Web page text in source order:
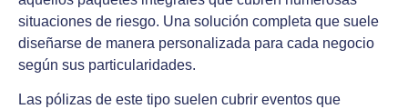
situaciones de riesgo. Una solución completa que suele
diseñarse de manera personalizada para cada negocio
según sus particularidades.
Las pólizas de este tipo suelen cubrir eventos que